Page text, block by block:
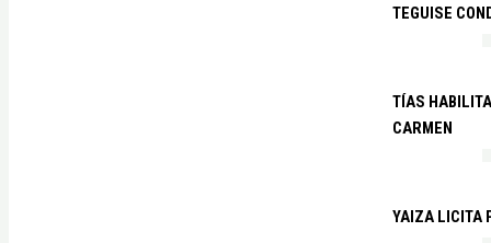
TEGUISE
TÍAS
CARMEN
YAIZA LICITA